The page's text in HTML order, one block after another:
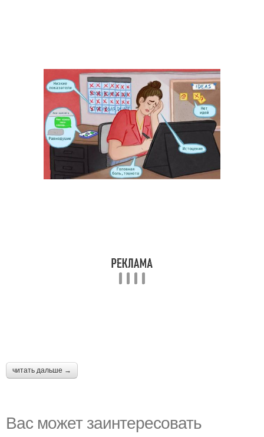
читать дальше →
Вас может заинтересовать